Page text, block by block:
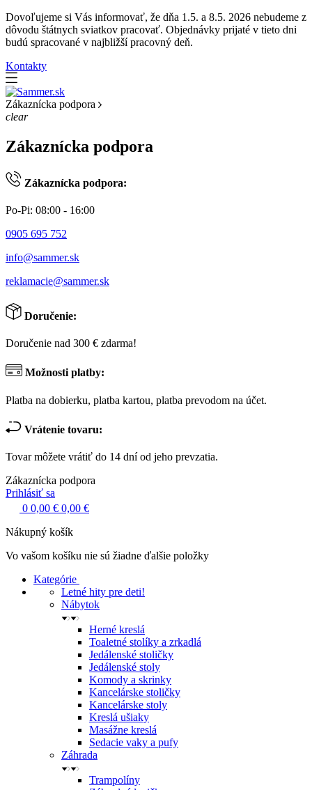
Dovoľujeme si Vás informovať, že dňa 1.5. a 8.5. 2026 nebudeme z
dôvodu štátnych sviatkov pracovať. Objednávky prijaté v tieto dni
budú spracované v najbližší pracovný deň.
Kontakty
Zákaznícka podpora
clear
Zákaznícka podpora
Zákaznícka podpora:
Po-Pi: 08:00 - 16:00
0905 695 752
info@sammer.sk
reklamacie@sammer.sk
Doručenie:
Doručenie nad 300 € zdarma!
Možnosti platby:
Platba na dobierku, platba kartou, platba prevodom na účet.
Vrátenie tovaru:
Tovar môžete vrátiť do 14 dní od jeho prevzatia.
Zákaznícka podpora
Prihlásiť sa
0 0,00 € 0,00 €
Nákupný košík
Vo vašom košíku nie sú žiadne ďalšie položky
Kategórie
Letné hity pre deti!
Nábytok
Herné kreslá
Toaletné stolíky a zrkadlá
Jedálenské stoličky
Jedálenské stoly
Komody a skrinky
Kancelárske stoličky
Kancelárske stoly
Kreslá ušiaky
Masážne kreslá
Sedacie vaky a pufy
Záhrada
Trampolíny